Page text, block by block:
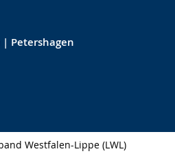
Petershagen
Westfalen-Lippe (LWL)